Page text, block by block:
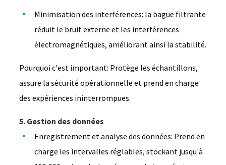
Minimisation des interférences: la bague filtrante
réduit le bruit externe et les interférences
électromagnétiques, améliorant ainsi la stabilité.
Pourquoi c'est important: Protège les échantillons,
assure la sécurité opérationnelle et prend en charge
des expériences ininterrompues.
5. Gestion des données
Enregistrement et analyse des données: Prend en
charge les intervalles réglables, stockant jusqu'à